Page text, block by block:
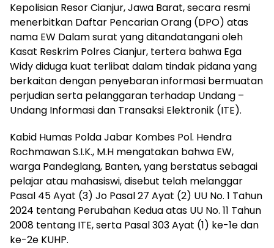
Kepolisian Resor Cianjur, Jawa Barat, secara resmi
menerbitkan Daftar Pencarian Orang (DPO) atas
nama EW Dalam surat yang ditandatangani oleh
Kasat Reskrim Polres Cianjur, tertera bahwa Ega
Widy diduga kuat terlibat dalam tindak pidana yang
berkaitan dengan penyebaran informasi bermuatan
perjudian serta pelanggaran terhadap Undang –
Undang Informasi dan Transaksi Elektronik (ITE).
Kabid Humas Polda Jabar Kombes Pol. Hendra
Rochmawan S.I.K., M.H mengatakan bahwa EW,
warga Pandeglang, Banten, yang berstatus sebagai
pelajar atau mahasiswi, disebut telah melanggar
Pasal 45 Ayat (3) Jo Pasal 27 Ayat (2) UU No. 1 Tahun
2024 tentang Perubahan Kedua atas UU No. 11 Tahun
2008 tentang ITE, serta Pasal 303 Ayat (1) ke-1e dan
ke-2e KUHP.